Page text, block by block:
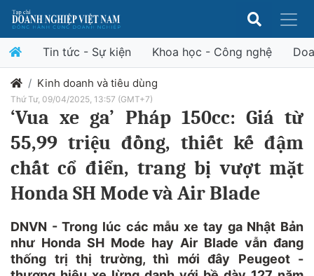
Tin tức - Sự kiện Khoa học - Công nghệ
Kinh doanh và tiêu dùng
Thứ Tư, 09/04/2025, 13:57 (GMT+7)
‘Vua xe ga’ Pháp 150cc: Giá từ
55,99 triệu đồng, thiết kế đậm
chất cổ điển, trang bị vượt mặt
Honda SH Mode và Air Blade
DNVN - Trong lúc các mẫu xe tay ga Nhật Bản
như Honda SH Mode hay Air Blade vẫn đang
thống trị thị trường, thì mới đây Peugeot -